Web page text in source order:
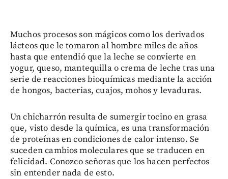
Muchos procesos son mágicos como los derivados
lácteos que le tomaron al hombre miles de años
hasta que entendió que la leche se convierte en
yogur, queso, mantequilla o crema de leche tras una
serie de reacciones bioquímicas mediante la acción
de hongos, bacterias, cuajos, mohos y levaduras.
Un chicharrón resulta de sumergir tocino en grasa
que, visto desde la química, es una transformación
de proteínas en condiciones de calor intenso. Se
suceden cambios moleculares que se traducen en
felicidad. Conozco señoras que los hacen perfectos
sin entender nada de esto.